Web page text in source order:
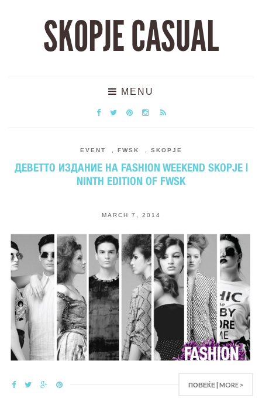
SKOPJE CASUAL
MENU
EVENT FWSK SKOPJE
ДЕВЕТТО ИЗДАНИЕ НА FASHION WEEKEND SKOPJE |
NINTH EDITION OF FWSK
MARCH 7, 2014
ПОВЕЌЕ | MORE >